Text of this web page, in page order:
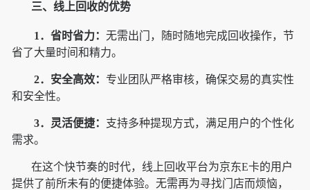
三、线上回收的优势
1．省时省力： 无需出门，随时随地完成回收操作，节
省了大量时间和精力。
2．安全高效： 专业团队严格审核，确保交易的真实性
和安全性。
3．灵活便捷： 支持多种提现方式，满足用户的个性化
需求。
在这个快节奏的时代，线上回收平台为京东E卡的用户
提供了前所未有的便捷体验。无需再为寻找门店而烦恼，